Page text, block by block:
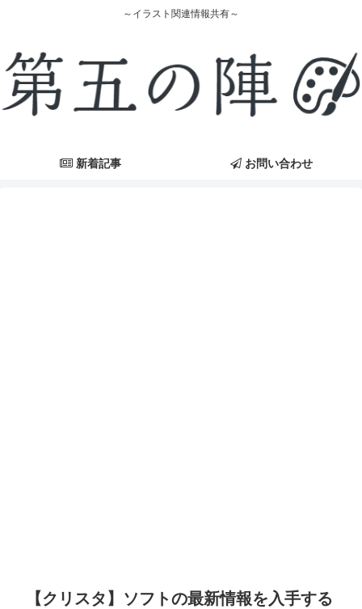
～イラスト関連情報共有～
新着記事 お問い合わせ
【クリスタ】ソフトの最新情報を入手する